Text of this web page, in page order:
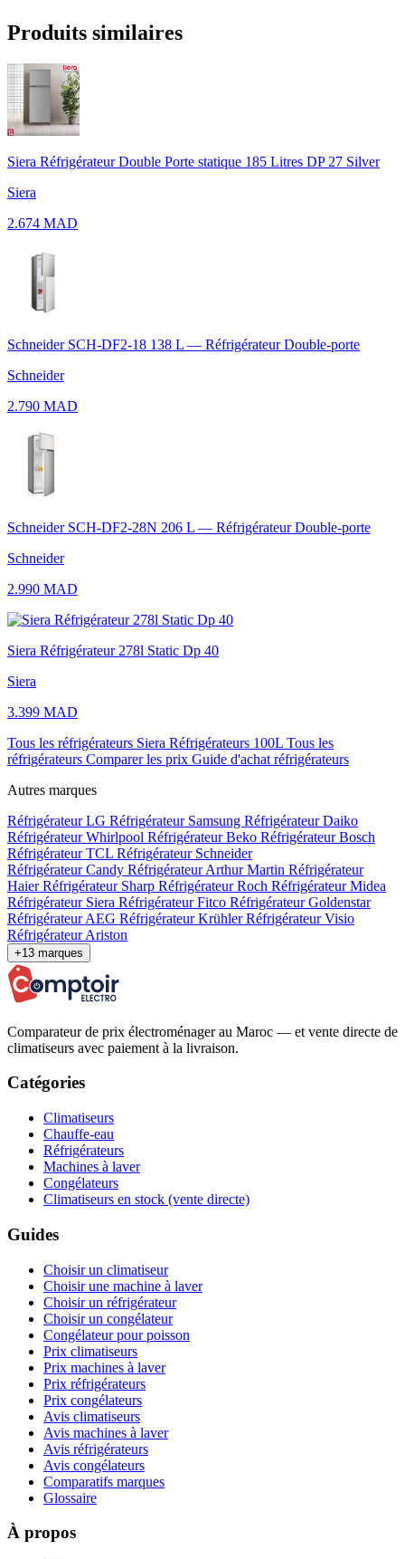
Produits similaires
Siera Réfrigérateur Double Porte statique 185 Litres DP 27 Silver
Siera
2.674 MAD
Schneider SCH-DF2-18 138 L — Réfrigérateur Double-porte
Schneider
2.790 MAD
Schneider SCH-DF2-28N 206 L — Réfrigérateur Double-porte
Schneider
2.990 MAD
Siera Réfrigérateur 278l Static Dp 40
Siera
3.399 MAD
Tous les réfrigérateurs Siera Réfrigérateurs 100L Tous les
réfrigérateurs Comparer les prix Guide d'achat réfrigérateurs
Autres marques
Réfrigérateur LG Réfrigérateur Samsung Réfrigérateur Daiko
Réfrigérateur Whirlpool Réfrigérateur Beko Réfrigérateur Bosch
Réfrigérateur TCL Réfrigérateur Schneider
Réfrigérateur Candy Réfrigérateur Arthur Martin Réfrigérateur
HaierRéfrigérateur Sharp Réfrigérateur Roch Réfrigérateur Midea
Réfrigérateur Siera Réfrigérateur Fitco Réfrigérateur Goldenstar
Réfrigérateur AEG Réfrigérateur KrühlerRéfrigérateur Visio
Réfrigérateur Ariston
+13 marques
Comparateur de prix électroménager au Maroc — et vente directe de
climatiseurs avec paiement à la livraison.
Catégories
Climatiseurs
Chauffe-eau
Réfrigérateurs
Machines à laver
Congélateurs
Climatiseurs en stock (vente directe)
Guides
Choisir un climatiseur
Choisir une machine à laver
Choisir un réfrigérateur
Choisir un congélateur
Congélateur pour poisson
Prix climatiseurs
Prix machines à laver
Prix réfrigérateurs
Prix congélateurs
Avis climatiseurs
Avis machines à laver
Avis réfrigérateurs
Avis congélateurs
Comparatifs marques
Glossaire
À propos